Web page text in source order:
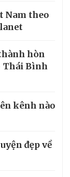
Nam theo
hòn
Thái Bình
kênh nào
đẹp về